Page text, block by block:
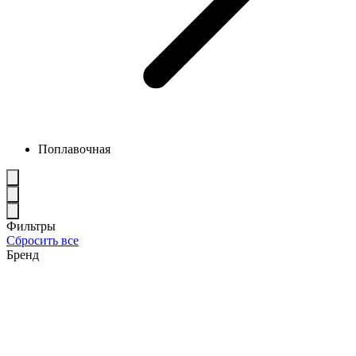
Поплавочная
Фильтры
Сбросить все
Бренд